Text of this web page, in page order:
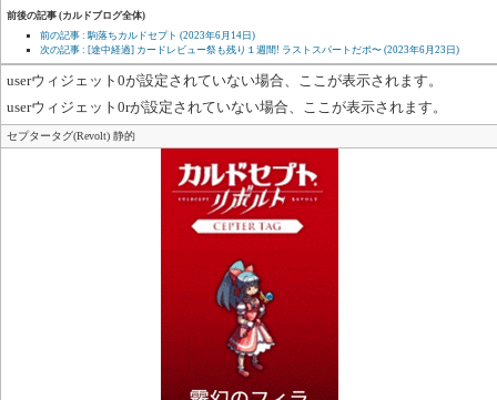
前後の記事 (カルドブログ全体)
前の記事 : 駒落ちカルドセプト (2023年6月14日)
次の記事 : [途中経過] カードレビュー祭も残り１週間! ラストスパートだポ〜 (2023年6月23日)
userウィジェット0が設定されていない場合、ここが表示されます。
userウィジェット0rが設定されていない場合、ここが表示されます。
セプタータグ(Revolt) 静的